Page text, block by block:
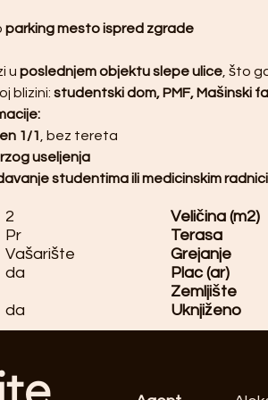
parking mesto ispred zgrade
u poslednjem objektu slepe ulice , što
blizini: studentski dom, PMF, Mašinski
1/1
, bez tereta
useljenja
studentima ili medicinskim
2 Veličina (m2)
Pr Terasa
Vašarište Grejanje
da
Plac (ar)
Zemljište
da Uknjiženo